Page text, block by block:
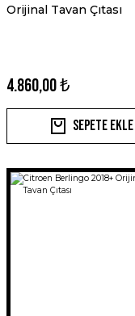
Orijinal Tavan Çıtası
4.860,00 ₺
Sepete Ekle